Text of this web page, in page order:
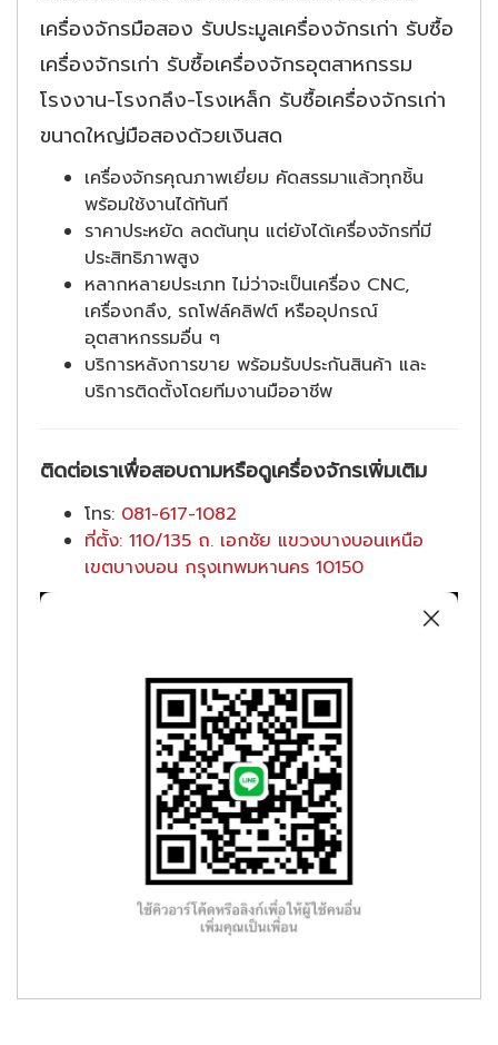
เครื่องจักรมือสอง รับประมูลเครื่องจักรเก่า รับซื้อ
เครื่องจักรเก่า รับซื้อเครื่องจักรอุตสาหกรรม
โรงงาน-โรงกลึง-โรงเหล็ก รับซื้อเครื่องจักรเก่า
ขนาดใหญ่มือสองด้วยเงินสด
เครื่องจักรคุณภาพเยี่ยม คัดสรรมาแล้วทุกชิ้น
พร้อมใช้งานได้ทันที
ราคาประหยัด ลดต้นทุน แต่ยังได้เครื่องจักรที่มี
ประสิทธิภาพสูง
หลากหลายประเภท ไม่ว่าจะเป็นเครื่อง CNC,
เครื่องกลึง, รถโฟล์คลิฟต์ หรืออุปกรณ์
อุตสาหกรรมอื่น ๆ
บริการหลังการขาย พร้อมรับประกันสินค้า และ
บริการติดตั้งโดยทีมงานมืออาชีพ
ติดต่อเราเพื่อสอบถามหรือดูเครื่องจักรเพิ่มเติม
โทร: 081-617-1082
ที่ตั้ง: 110/135 ถ. เอกชัย แขวงบางบอนเหนือ
เขตบางบอน กรุงเทพมหานคร 10150